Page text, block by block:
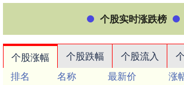
个股实时涨跌榜
个股涨幅 个股跌幅 个股流入
排名
名称 最新价 涨